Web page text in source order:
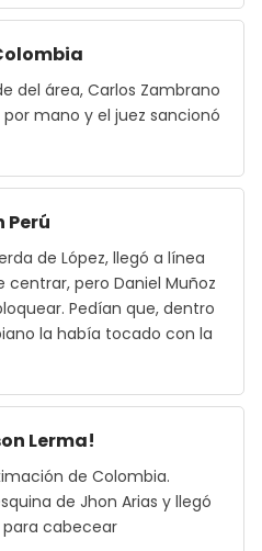
del área, Carlos Zambrano
mano y el juez sancionó
Perú
de López, llegó a línea
pero Daniel Muñoz
Pedían que, dentro
la había tocado con la
Lerma!
de Colombia.
de Jhon Arias y llegó
cabecear